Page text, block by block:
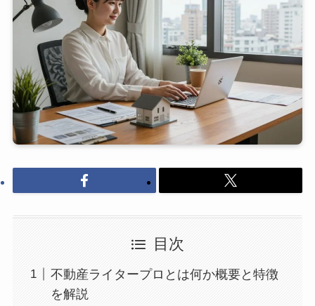
目次
不動産ライタープロとは何か概要と特徴
を解説